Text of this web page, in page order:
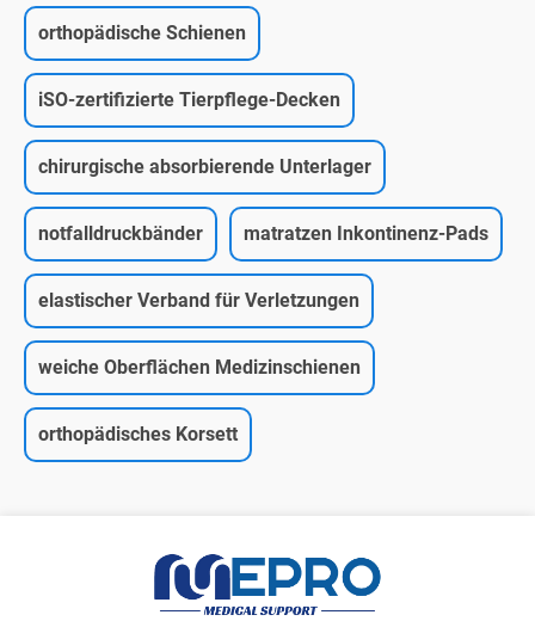
orthopädische Schienen
iSO-zertifizierte Tierpflege-Decken
chirurgische absorbierende Unterlager
notfalldruckbänder matratzen Inkontinenz-Pads
elastischer Verband für Verletzungen
weiche Oberflächen Medizinschienen
orthopädisches Korsett